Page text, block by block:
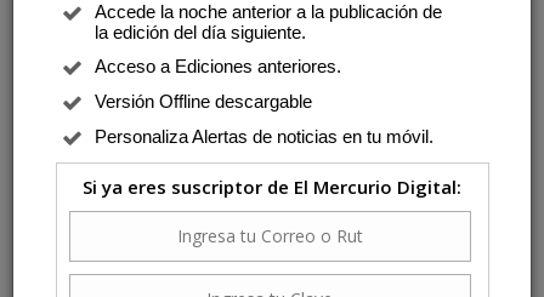
Accede la noche anterior a la publicación de
la edición del día siguiente.
Acceso a Ediciones anteriores.
Versión Offline descargable
Personaliza Alertas de noticias en tu móvil.
Si ya eres suscriptor de El Mercurio Digital: